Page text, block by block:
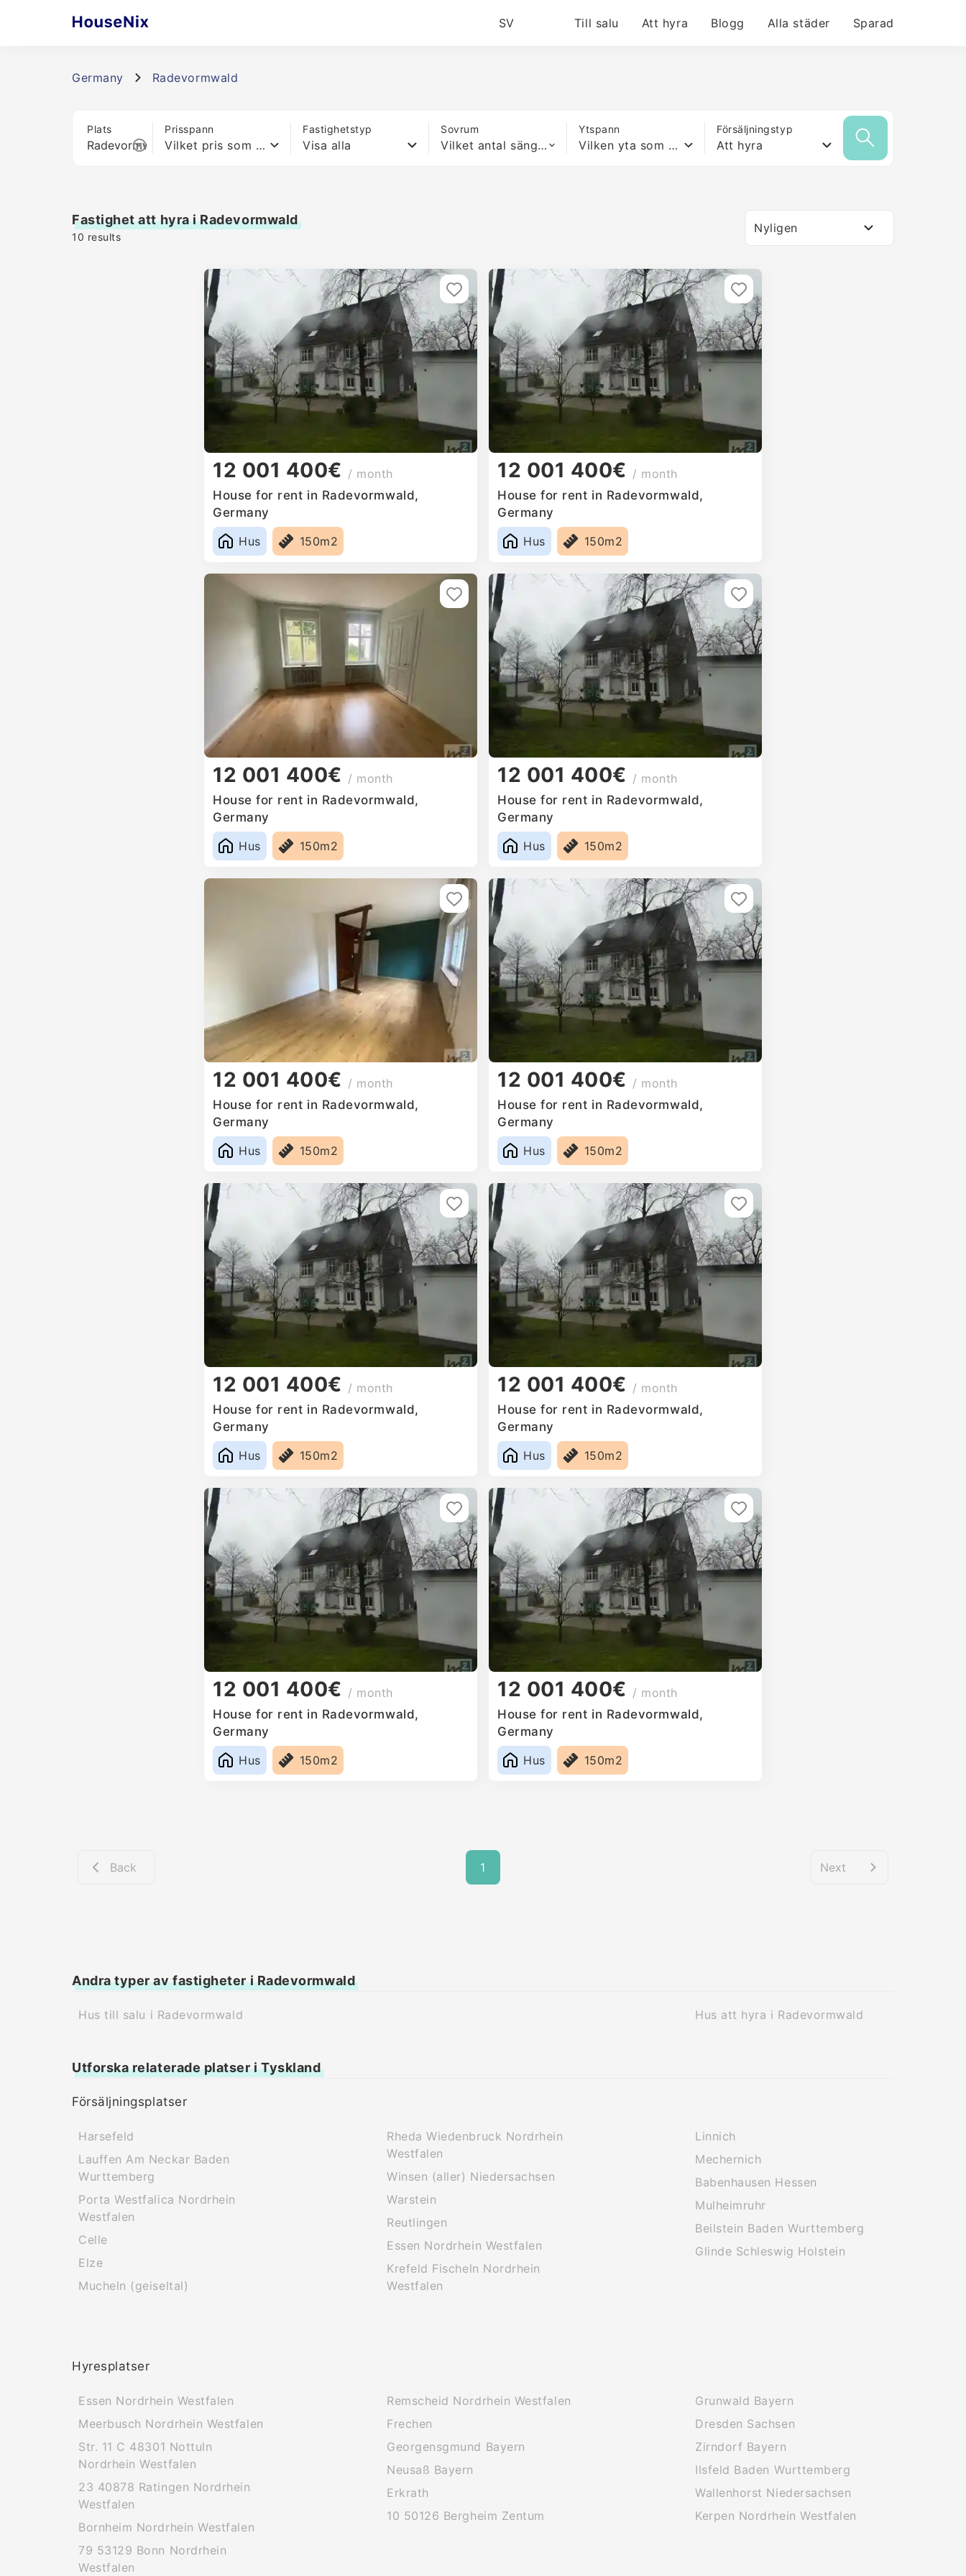
SV Till salu Att hyra Blogg Alla städer Sparad
Germany Radevormwald
Plats Prisspann
Vilket pris som helst
Fastighetstyp
Visa alla
Sovrum
Vilket antal sängar som helst
Ytspann
Vilken yta som helst
Försäljningstyp
Att hyra
Fastighet att hyra i Radevormwald
10 results
Nyligen
12 001 400€ / month
House for rent in Radevormwald,
Germany
Hus
150m2
12 001 400€ / month
House for rent in Radevormwald,
Germany
Hus
150m2
12 001 400€ / month
House for rent in Radevormwald,
Germany
Hus
150m2
12 001 400€ / month
House for rent in Radevormwald,
Germany
Hus
150m2
12 001 400€ / month
House for rent in Radevormwald,
Germany
Hus
150m2
12 001 400€ / month
House for rent in Radevormwald,
Germany
Hus
150m2
12 001 400€ / month
House for rent in Radevormwald,
Germany
Hus
150m2
12 001 400€ / month
House for rent in Radevormwald,
Germany
Hus
150m2
12 001 400€ / month
House for rent in Radevormwald,
Germany
Hus
150m2
12 001 400€ / month
House for rent in Radevormwald,
Germany
Hus
150m2
Back 1 Next
Andra typer av fastigheter i Radevormwald
Hus till salu i Radevormwald Hus att hyra i Radevormwald
Utforska relaterade platser i Tyskland
Försäljningsplatser
Harsefeld
Lauffen Am Neckar Baden
Wurttemberg
Porta Westfalica Nordrhein
Westfalen
Celle
Elze
Mucheln (geiseltal)
Rheda Wiedenbruck Nordrhein
Westfalen
Winsen (aller) Niedersachsen
Warstein
Reutlingen
Essen Nordrhein Westfalen
Krefeld Fischeln Nordrhein
Westfalen
Linnich
Mechernich
Babenhausen Hessen
Mulheimruhr
Beilstein Baden Wurttemberg
Glinde Schleswig Holstein
Hyresplatser
Essen Nordrhein Westfalen
Meerbusch Nordrhein Westfalen
Str. 11 C 48301 Nottuln
Nordrhein Westfalen
23 40878 Ratingen Nordrhein
Westfalen
Bornheim Nordrhein Westfalen
79 53129 Bonn Nordrhein
Westfalen
Remscheid Nordrhein Westfalen
Frechen
Georgensgmund Bayern
Neusaß Bayern
Erkrath
10 50126 Bergheim Zentum
Grunwald Bayern
Dresden Sachsen
Zirndorf Bayern
Ilsfeld Baden Wurttemberg
Wallenhorst Niedersachsen
Kerpen Nordrhein Westfalen